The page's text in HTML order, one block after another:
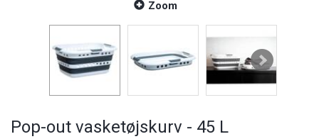
Zoom
Pop-out vasketøjskurv - 45 L